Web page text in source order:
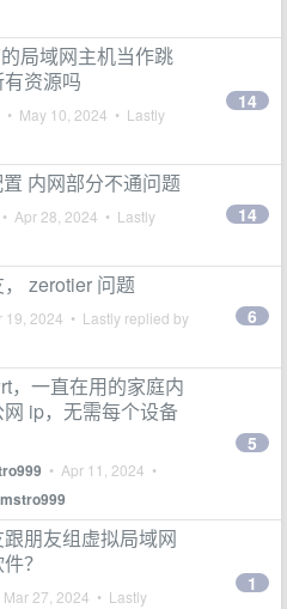
局域网主机当作跳
资源吗
• May 10, 2024 • Lastly
14
内网部分不通问题
• Apr 28, 2024 • Lastly
14
zerotier 问题
19, 2024 • Lastly replied by 6
，一直在用的家庭内
ip，无需每个设备
• Apr 11, 2024 •
5
朋友组虚拟局域网
？
Mar 27, 2024 • Lastly
1